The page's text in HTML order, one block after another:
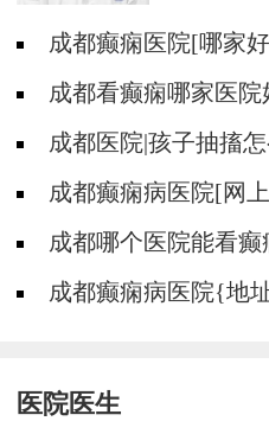
成都癫痫医院[哪家
吗? 成都看癫痫哪家医
什么有癫痫的病人容易
成都医院|孩子抽搐
作的原因是什么?
成都癫痫病医院[网
意什么?
成都哪个医院能看
险? 成都癫痫病医院{地
医院医生